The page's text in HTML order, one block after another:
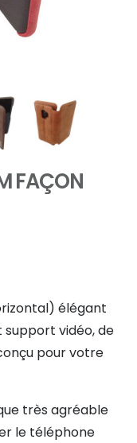
FAÇON
élégant
vidéo, de
pour votre
très agréable
le téléphone